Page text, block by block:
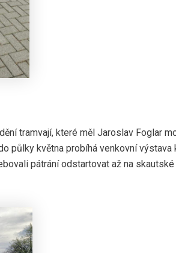
tramvají, které měl Jaroslav Foglar
půlky května probíhá venkovní výstava
pátrání odstartovat až na